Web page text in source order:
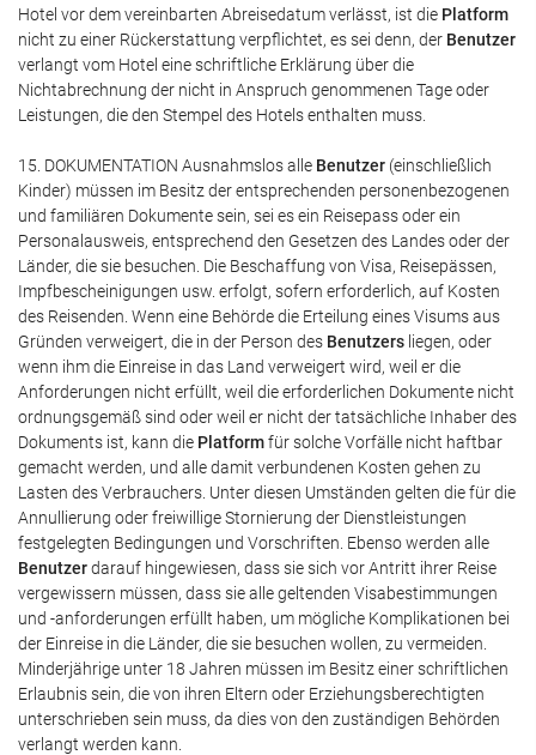
Hotel vor dem vereinbarten Abreisedatum verlässt, ist die Platform
nicht zu einer Rückerstattung verpflichtet, es sei denn, der Benutzer
verlangt vom Hotel eine schriftliche Erklärung über die
Nichtabrechnung der nicht in Anspruch genommenen Tage oder
Leistungen, die den Stempel des Hotels enthalten muss.
15. DOKUMENTATION Ausnahmslos alle Benutzer (einschließlich
Kinder) müssen im Besitz der entsprechenden personenbezogenen
und familiären Dokumente sein, sei es ein Reisepass oder ein
Personalausweis, entsprechend den Gesetzen des Landes oder der
Länder, die sie besuchen. Die Beschaffung von Visa, Reisepässen,
Impfbescheinigungen usw. erfolgt, sofern erforderlich, auf Kosten
des Reisenden. Wenn eine Behörde die Erteilung eines Visums aus
Gründen verweigert, die in der Person des Benutzers liegen, oder
wenn ihm die Einreise in das Land verweigert wird, weil er die
Anforderungen nicht erfüllt, weil die erforderlichen Dokumente nicht
ordnungsgemäß sind oder weil er nicht der tatsächliche Inhaber des
Dokuments ist, kann die Platformfür solche Vorfälle nicht haftbar
gemacht werden, und alle damit verbundenen Kosten gehen zu
Lasten des Verbrauchers. Unter diesen Umständen gelten die für die
Annullierung oder freiwillige Stornierung der Dienstleistungen
festgelegten Bedingungen und Vorschriften. Ebenso werden alle
Benutzerdarauf hingewiesen, dass sie sich vor Antritt ihrer Reise
vergewissern müssen, dass sie alle geltenden Visabestimmungen
und -anforderungen erfüllt haben, um mögliche Komplikationen bei
der Einreise in die Länder, die sie besuchen wollen, zu vermeiden.
Minderjährige unter 18 Jahren müssen im Besitz einer schriftlichen
Erlaubnis sein, die von ihren Eltern oder Erziehungsberechtigten
unterschrieben sein muss, da dies von den zuständigen Behörden
verlangt werden kann.